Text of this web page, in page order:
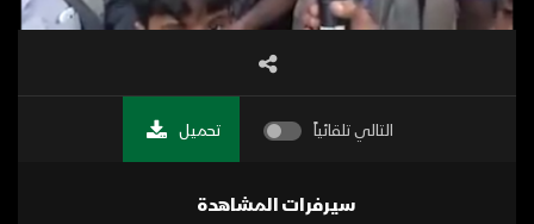
التالي تلقائياً تحميل
سيرفرات المشاهدة